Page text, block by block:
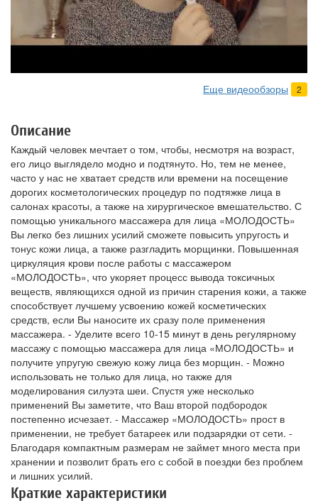
Еще видеообзоры 2
Описание
Каждый человек мечтает о том, чтобы, несмотря на возраст,
его лицо выглядело модно и подтянуто. Но, тем не менее,
часто у нас не хватает средств или времени на посещение
дорогих косметологических процедур по подтяжке лица в
салонах красоты, а также на хирургическое вмешательство. С
помощью уникального массажера для лица «МОЛОДОСТЬ»
Вы легко без лишних усилий сможете повысить упругость и
тонус кожи лица, а также разгладить морщинки. Повышенная
циркуляция крови после работы с массажером
«МОЛОДОСТЬ», что укоряет процесс вывода токсичных
веществ, являющихся одной из причин старения кожи, а также
способствует лучшему усвоению кожей косметических
средств, если Вы наносите их сразу поле применения
массажера. - Уделите всего 10-15 минут в день регулярному
массажу с помощью массажера для лица «МОЛОДОСТЬ» и
получите упругую свежую кожу лица без морщин. - Можно
использовать не только для лица, но также для
моделирования силуэта шеи. Спустя уже несколько
применений Вы заметите, что Ваш второй подбородок
постепенно исчезает. - Массажер «МОЛОДОСТЬ» прост в
применении, не требует батареек или подзарядки от сети. -
Благодаря компактным размерам не займет много места при
хранении и позволит брать его с собой в поездки без проблем
и лишних усилий.
Краткие характеристики